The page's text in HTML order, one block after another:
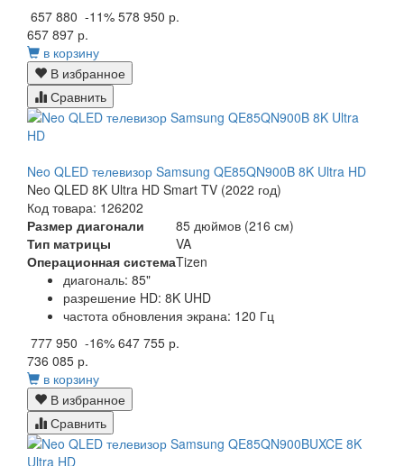
657 880 -11% 578 950 р.
657 897 р.
в корзину
В избранное
Сравнить
Neo QLED телевизор Samsung QE85QN900B 8K Ultra HD
Neo QLED 8K Ultra HD Smart TV (2022 год)
Код товара: 126202
Размер диагонали
85 дюймов (216 см)
Тип матрицы
VA
Операционная системаTizen
диагональ: 85"
разрешение HD: 8K UHD
частота обновления экрана: 120 Гц
777 950 -16% 647 755 р.
736 085 р.
в корзину
В избранное
Сравнить